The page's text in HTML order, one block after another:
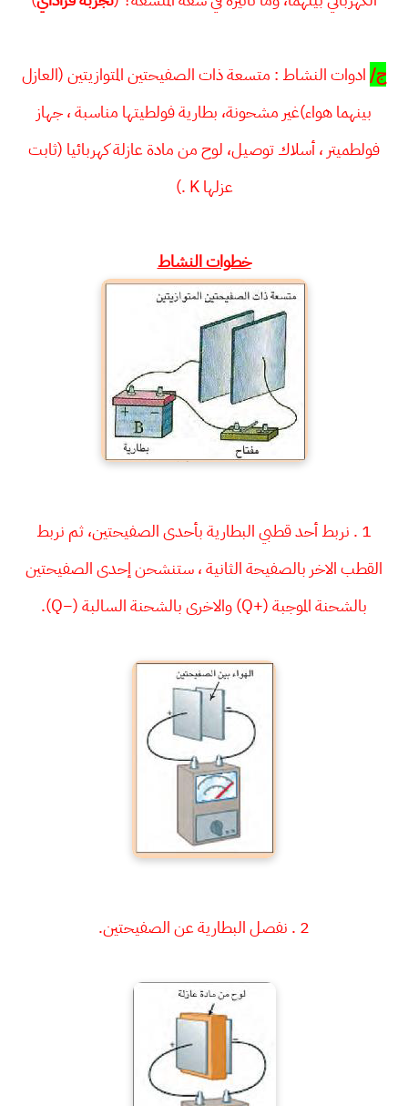
ج/ادوات النشاط : متسعة ذات الصفيحتين المتوازيتين (العازل
بينهما هواء)غير مشحونة، بطارية فولطيتها مناسبة ، جهاز
فولطميتر ، أسلاك توصيل، لوح من مادة عازلة كهربائيا (ثابت
عزلها K .)
خطوات النشاط
1 . نربط أحد قطبي البطارية بأحدى الصفيحتين، ثم نربط
القطب الاخر بالصفيحة الثانية ، ستنشحن إحدى الصفيحتين
بالشحنة الموجبة (+Q) والاخرى بالشحنة السالبة (−Q).
2 . نفصل البطارية عن الصفيحتين.